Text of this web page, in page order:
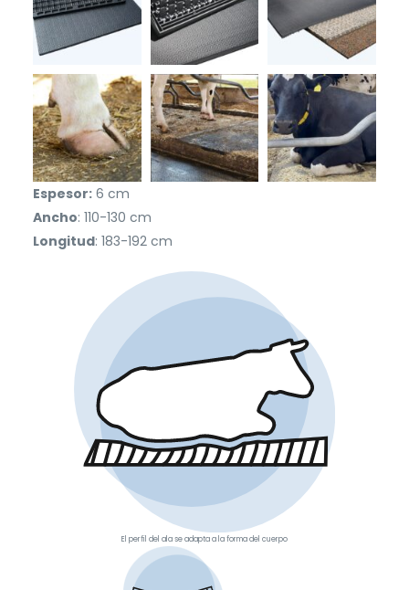
Espesor:6 cm
Ancho: 110-130 cm
Longitud: 183-192 cm
El perfil del ala se adapta a la forma del cuerpo